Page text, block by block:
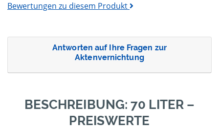
Bewertungen zu diesem Produkt
Antworten auf Ihre Fragen zur
Aktenvernichtung
BESCHREIBUNG: 70 LITER –
PREISWERTE